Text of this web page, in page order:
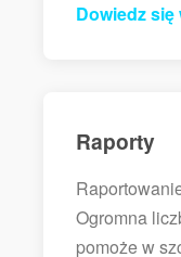
Dowiedz
Raporty
Ogromna
pomoże w